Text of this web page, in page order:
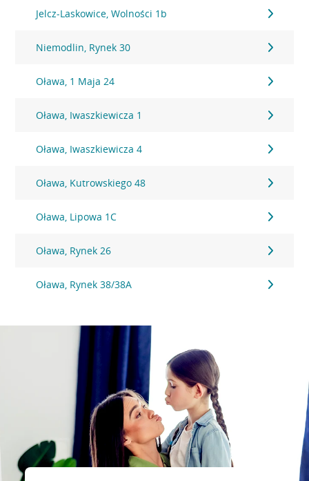
Jelcz-Laskowice, Wolności 1b
Niemodlin, Rynek 30
Oława, 1 Maja 24
Oława, Iwaszkiewicza 1
Oława, Iwaszkiewicza 4
Oława, Kutrowskiego 48
Oława, Lipowa 1C
Oława, Rynek 26
Oława, Rynek 38/38A